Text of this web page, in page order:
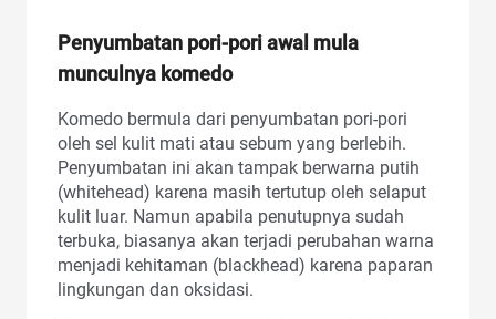
Penyumbatan pori-pori awal mula
munculnya komedo
Komedo bermula dari penyumbatan pori-pori
oleh sel kulit mati atau sebum yang berlebih.
Penyumbatan ini akan tampak berwarna putih
(whitehead) karena masih tertutup oleh selaput
kulit luar. Namun apabila penutupnya sudah
terbuka, biasanya akan terjadi perubahan warna
menjadi kehitaman (blackhead) karena paparan
lingkungan dan oksidasi.